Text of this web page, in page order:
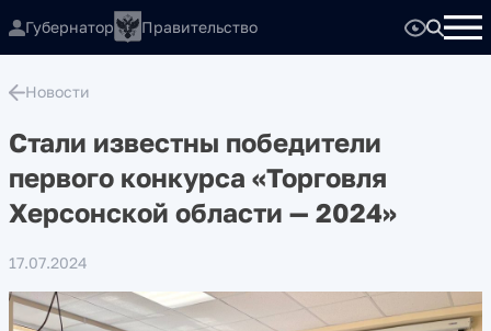
Губернатор Правительство
Новости
Стали известны победители
первого конкурса «Торговля
Херсонской области — 2024»
17.07.2024